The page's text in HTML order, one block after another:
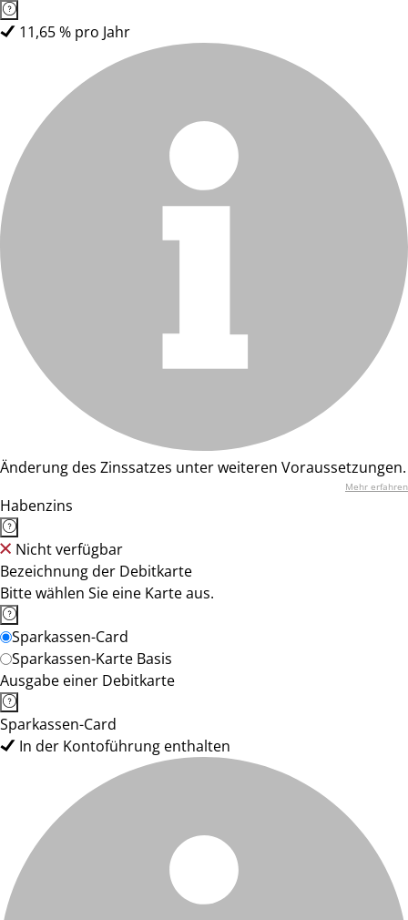
11,65 % pro Jahr
Änderung des Zinssatzes unter weiteren Voraussetzungen.
Mehr erfahren
Habenzins
Nicht verfügbar
Bezeichnung der Debitkarte
Bitte wählen Sie eine Karte aus.
Sparkassen-Card
Sparkassen-Karte Basis
Ausgabe einer Debitkarte
Sparkassen-Card
In der Kontoführung enthalten